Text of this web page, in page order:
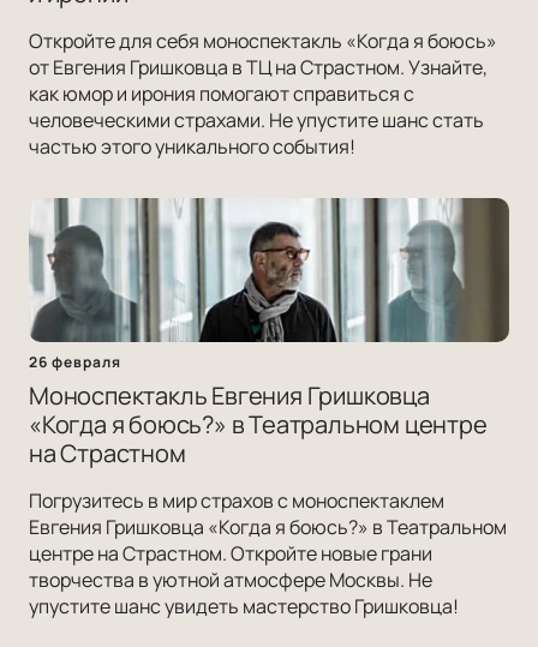
Откройте для себя моноспектакль «Когда я боюсь»
от Евгения Гришковца в ТЦ на Страстном. Узнайте,
как юмор и ирония помогают справиться с
человеческими страхами. Не упустите шанс стать
частью этого уникального события!
26 февраля
Моноспектакль Евгения Гришковца
«Когда я боюсь?» в Театральном центре
на Страстном
Погрузитесь в мир страхов с моноспектаклем
Евгения Гришковца «Когда я боюсь?» в Театральном
центре на Страстном. Откройте новые грани
творчества в уютной атмосфере Москвы. Не
упустите шанс увидеть мастерство Гришковца!